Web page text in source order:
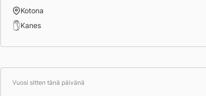
Kotona
Kanes
Vuosi sitten tänä päivänä
Päivä 13652